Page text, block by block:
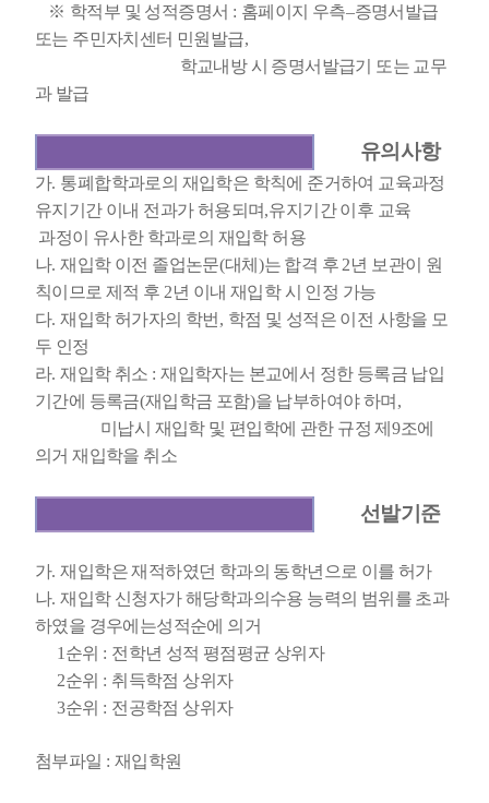
※ 학적부 및 성적증명서 : 홈페이지 우측–증명서발급
또는 주민자치센터 민원발급,
학교내방 시 증명서발급기 또는 교무
과 발급
유의사항
가. 통폐합학과로의 재입학은 학칙에 준거하여 교육과정
유지기간 이내 전과가 허용되며,유지기간 이후 교육
과정이 유사한 학과로의 재입학 허용
나.재입학 이전 졸업논문(대체 )는 합격 후 2년 보관이 원
칙이므로 제적 후 2년 이내 재입학 시 인정 가능
다.재입학 허가자의 학번 , 학점 및 성적은 이전 사항을 모
두 인정
라.재입학 취소 :재입학자는 본교에서 정한 등록금 납입
기간에 등록금(재입학금 포함)을 납부하여야 하며 ,
미납시 재입학 및 편입학에 관한 규정 제 9조에
의거 재입학을 취소
선발기준
가.재입학은 재적하였던 학과의 동학년으로 이를 허가
나.재입학 신청자가 해당학과의수용 능력의 범위를 초과
하였을 경우에는성적순에 의거
1 순위 : 전학년 성적 평점평균 상위자
2순위 : 취득학점 상위자
3순위 : 전공학점 상위자
첨부파일 : 재입학원